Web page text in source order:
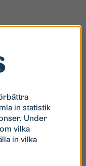
in statistik
Under
vilka
in vilka